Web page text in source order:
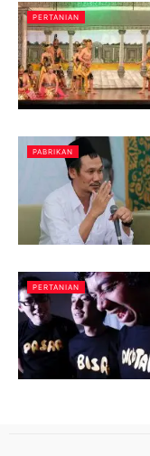
PERTANIAN
PABRIKAN
PERTANIAN